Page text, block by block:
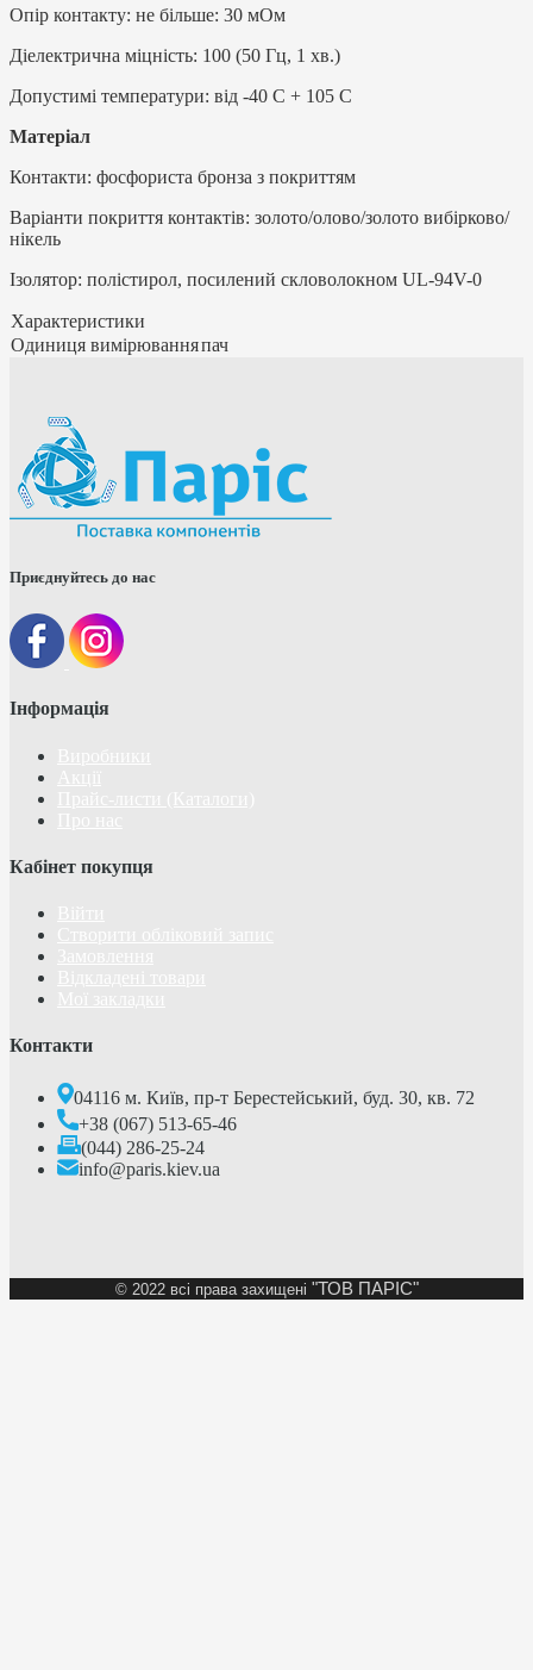
Опір контакту: не більше: 30 мОм
Діелектрична міцність: 100 (50 Гц, 1 хв.)
Допустимі температури: від -40 С + 105 С
Матеріал
Контакти: фосфориста бронза з покриттям
Варіанти покриття контактів: золото/олово/золото вибірково/
нікель
Ізолятор: полістирол, посилений скловолокном UL-94V-0
Характеристики
Одиниця вимірюванняпач
Приєднуйтесь до нас
Інформація
Кабінет покупця
Контакти
04116 м. Київ, пр-т Берестейський, буд. 30, кв. 72
+38 (067) 513-65-46
(044) 286-25-24
info@paris.kiev.ua
© 2022 всі права захищені "ТОВ ПАРІС"